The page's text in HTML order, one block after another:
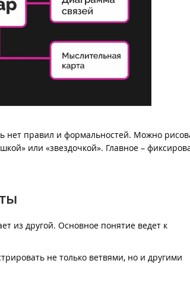
нет правил и формальностей. Можно
или «звездочкой». Главное –
из другой. Основное понятие ведет к
не только ветвями, но и другими